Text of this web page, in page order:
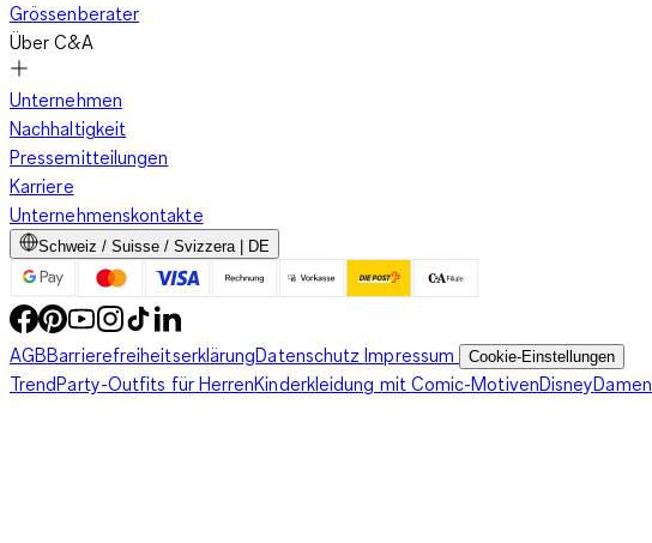
Grössenberater
Über C&A
Unternehmen
Nachhaltigkeit
Pressemitteilungen
Karriere
Unternehmenskontakte
Schweiz / Suisse / Svizzera | DE
AGBBarrierefreiheitserklärungDatenschutzImpressum Cookie-Einstellungen
TrendParty-Outfits für HerrenKinderkleidung mit Comic-MotivenDisney